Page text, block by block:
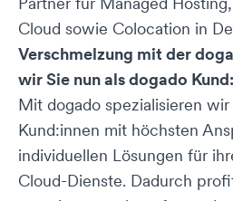
Cloud sowie Colocation in
Verschmelzung mit der
wir Sie nun als dogado
Mit dogado spezialisieren
Kund:innen mit höchsten
individuellen Lösungen für
Cloud-Dienste. Dadurch